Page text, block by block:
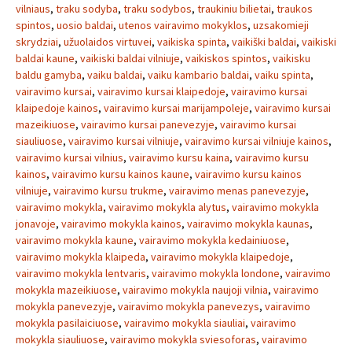
vilniaus, traku sodyba, traku sodybos, traukiniu bilietai, traukos
spintos, uosio baldai, utenos vairavimo mokyklos, uzsakomieji
skrydziai, užuolaidos virtuvei, vaikiska spinta, vaikiški baldai, vaikiski
baldai kaune, vaikiski baldai vilniuje, vaikiskos spintos, vaikisku
baldu gamyba, vaiku baldai, vaiku kambario baldai, vaiku spinta,
vairavimo kursai, vairavimo kursai klaipedoje, vairavimo kursai
klaipedoje kainos, vairavimo kursai marijampoleje, vairavimo kursai
mazeikiuose, vairavimo kursai panevezyje, vairavimo kursai
siauliuose, vairavimo kursai vilniuje, vairavimo kursai vilniuje kainos,
vairavimo kursai vilnius, vairavimo kursu kaina, vairavimo kursu
kainos, vairavimo kursu kainos kaune, vairavimo kursu kainos
vilniuje, vairavimo kursu trukme, vairavimo menas panevezyje,
vairavimo mokykla, vairavimo mokykla alytus, vairavimo mokykla
jonavoje, vairavimo mokykla kainos, vairavimo mokykla kaunas,
vairavimo mokykla kaune, vairavimo mokykla kedainiuose,
vairavimo mokykla klaipeda, vairavimo mokykla klaipedoje,
vairavimo mokykla lentvaris, vairavimo mokykla londone, vairavimo
mokykla mazeikiuose, vairavimo mokykla naujoji vilnia, vairavimo
mokykla panevezyje, vairavimo mokykla panevezys, vairavimo
mokykla pasilaiciuose, vairavimo mokykla siauliai, vairavimo
mokykla siauliuose, vairavimo mokykla sviesoforas, vairavimo